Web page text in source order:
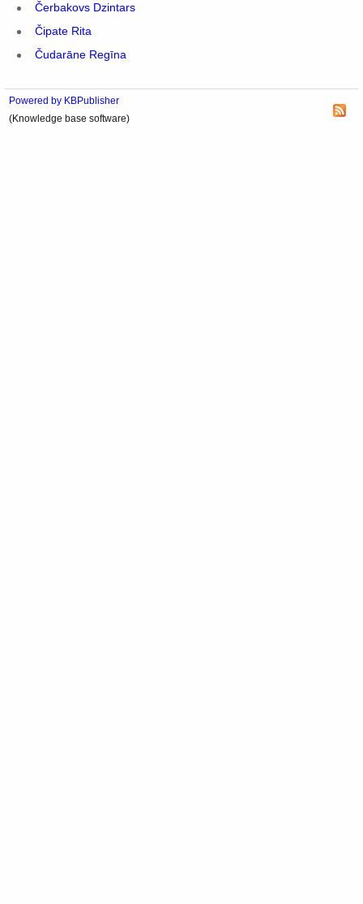
Čerbakovs Dzintars
Čipate Rita
Čudarāne Regīna
Powered by KBPublisher
(Knowledge base software)